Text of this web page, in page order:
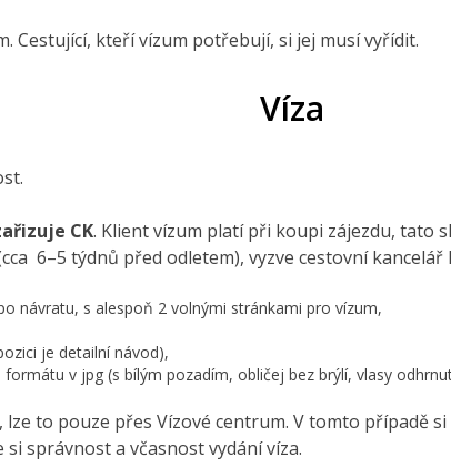
Cestující, kteří vízum potřebují, si jej musí vyřídit.
Víza
CK. Klient vízum platí při koupi zájezdu, tato
6–5 týdnů před odletem), vyzve cestovní
návratu, s alespoň 2 volnými stránkami pro vízum,
je detailní návod),
v jpg (s bílým pozadím, obličej bez brýlí, vlasy
, lze to pouze přes Vízové centrum. V tomto případě
správnost a včasnost vydání víza.